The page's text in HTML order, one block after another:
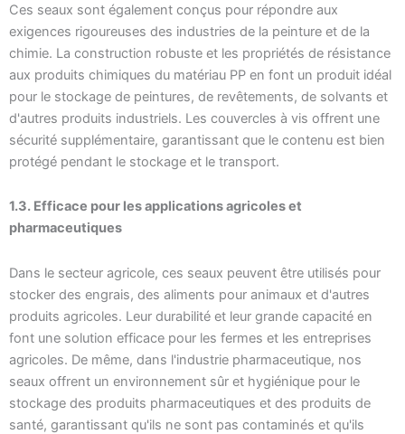
Ces seaux sont également conçus pour répondre aux
exigences rigoureuses des industries de la peinture et de la
chimie. La construction robuste et les propriétés de résistance
aux produits chimiques du matériau PP en font un produit idéal
pour le stockage de peintures, de revêtements, de solvants et
d'autres produits industriels. Les couvercles à vis offrent une
sécurité supplémentaire, garantissant que le contenu est bien
protégé pendant le stockage et le transport.
1.3. Efficace pour les applications agricoles et
pharmaceutiques
Dans le secteur agricole, ces seaux peuvent être utilisés pour
stocker des engrais, des aliments pour animaux et d'autres
produits agricoles. Leur durabilité et leur grande capacité en
font une solution efficace pour les fermes et les entreprises
agricoles. De même, dans l'industrie pharmaceutique, nos
seaux offrent un environnement sûr et hygiénique pour le
stockage des produits pharmaceutiques et des produits de
santé, garantissant qu'ils ne sont pas contaminés et qu'ils